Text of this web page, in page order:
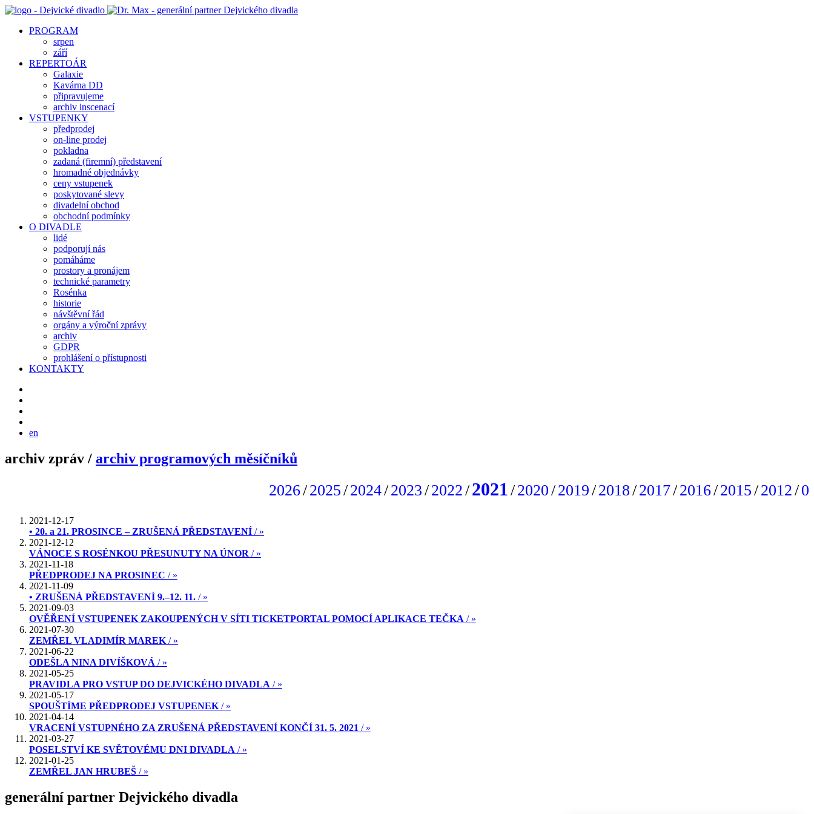
PROGRAM
srpen
září
REPERTOÁR
Galaxie
Kavárna DD
připravujeme
archiv inscenací
VSTUPENKY
předprodej
on-line prodej
pokladna
zadaná (firemní) představení
hromadné objednávky
ceny vstupenek
poskytované slevy
divadelní obchod
obchodní podmínky
O DIVADLE
lidé
podporují nás
pomáháme
prostory a pronájem
technické parametry
Rosénka
historie
návštěvní řád
orgány a výroční zprávy
archiv
GDPR
prohlášení o přístupnosti
KONTAKTY
en
archiv zpráv / archiv programových měsíčníků
2026/2025/2024/2023/2022/2021/2020/2019/2018/2017/2016/2015/2012/0
2021-12-17
• 20. a 21. PROSINCE – ZRUŠENÁ PŘEDSTAVENÍ / »
2021-12-12
VÁNOCE S ROSÉNKOU PŘESUNUTY NA ÚNOR / »
2021-11-18
PŘEDPRODEJ NA PROSINEC / »
2021-11-09
• ZRUŠENÁ PŘEDSTAVENÍ 9.–12. 11. / »
2021-09-03
OVĚŘENÍ VSTUPENEK ZAKOUPENÝCH V SÍTI TICKETPORTAL POMOCÍ APLIKACE TEČKA / »
2021-07-30
ZEMŘEL VLADIMÍR MAREK / »
2021-06-22
ODEŠLA NINA DIVÍŠKOVÁ / »
2021-05-25
PRAVIDLA PRO VSTUP DO DEJVICKÉHO DIVADLA / »
2021-05-17
SPOUŠTÍME PŘEDPRODEJ VSTUPENEK / »
2021-04-14
VRACENÍ VSTUPNÉHO ZA ZRUŠENÁ PŘEDSTAVENÍ KONČÍ 31. 5. 2021 / »
2021-03-27
POSELSTVÍ KE SVĚTOVÉMU DNI DIVADLA / »
2021-01-25
ZEMŘEL JAN HRUBEŠ / »
generální partner Dejvického divadla